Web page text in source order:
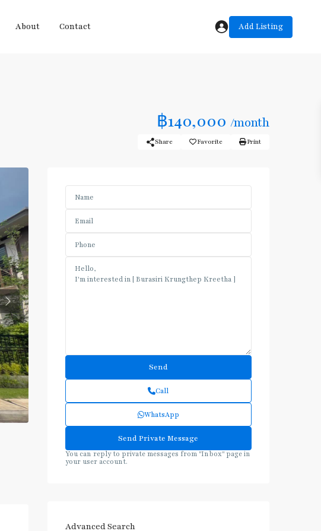
About Contact Add Listing
฿140,000 /month
Share Favorite Print
Previous
Call
WhatsApp
You can reply to private messages from "Inbox" page in
your user account.
Advanced Search